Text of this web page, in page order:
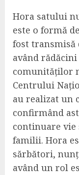
Hora satului
este o formă
fost transmisă
având
comunităților
Centrului
au realizat un
confirmând
continuare vie
familii. Hora
sărbători,
având un rol